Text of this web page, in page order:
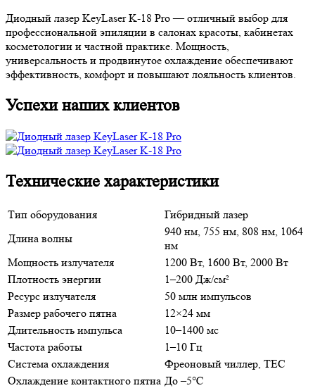
Диодный лазер KeyLaser K-18 Pro — отличный выбор для
профессиональной эпиляции в салонах красоты, кабинетах
косметологии и частной практике. Мощность,
универсальность и продвинутое охлаждение обеспечивают
эффективность, комфорт и повышают лояльность клиентов.
Успехи наших клиентов
Технические характеристики
Тип оборудования
Гибридный лазер
Длина волны
940 нм, 755 нм, 808 нм, 1064
нм
Мощность излучателя
1200 Вт, 1600 Вт, 2000 Вт
Плотность энергии
1–200 Дж/см²
Ресурс излучателя
50 млн импульсов
Размер рабочего пятна
12×24 мм
Длительность импульса
10–1400 мс
Частота работы
1–10 Гц
Система охлаждения
Фреоновый чиллер, TEC
Охлаждение контактного пятна До –5℃